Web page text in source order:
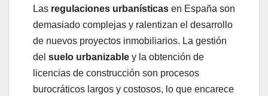
Las regulaciones urbanísticas en España son
demasiado complejas y ralentizan el desarrollo
de nuevos proyectos inmobiliarios. La gestión
del suelo urbanizable y la obtención de
licencias de construcción son procesos
burocráticos largos y costosos, lo que encarece